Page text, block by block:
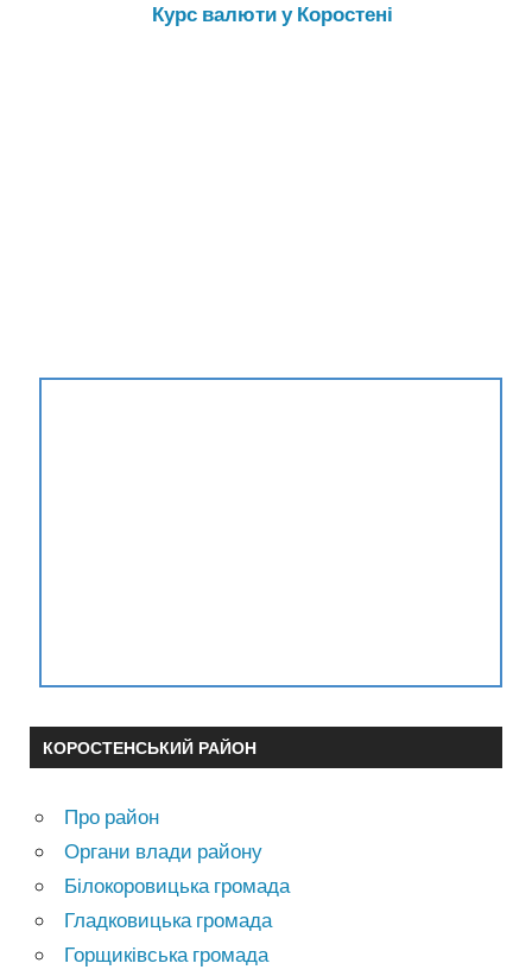
Курс валюти у Коростені
КОРОСТЕНСЬКИЙ РАЙОН
Про район
Органи влади району
Білокоровицька громада
Гладковицька громада
Горщиківська громада